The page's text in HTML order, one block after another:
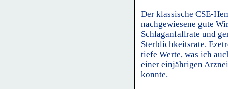
Der klassische CSE-
nachgewiesene gute
Schlaganfallrate und
Sterblichkeitsrate.
tiefe Werte, was ich
einer einjährigen
konnte.